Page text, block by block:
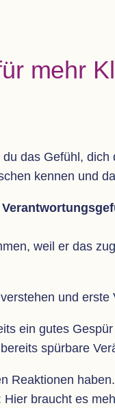
mehr
das Gefühl, dich
ken­nen und
weil er das
und
ein gutes
spür­bare
Reak­tio­nen
braucht es